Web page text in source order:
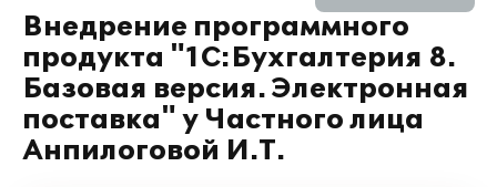
Внедрение программного
продукта "1С:Бухгалтерия 8.
Базовая версия. Электронная
поставка" у Частного лица
Анпилоговой И.Т.